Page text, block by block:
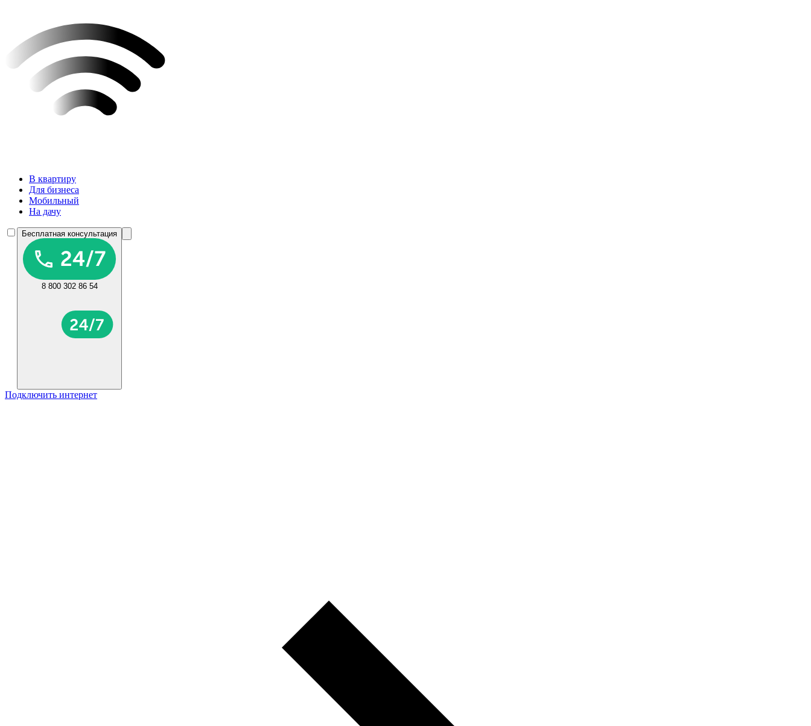
В квартиру
Для бизнеса
Мобильный
На дачу
Бесплатная консультация
8 800 302 86 54
Подключить интернет